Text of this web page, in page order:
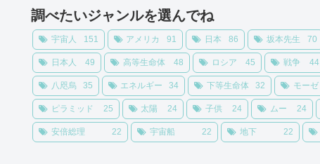
調べたいジャンルを選んでね
宇宙人 151 アメリカ 91 日本 86 坂本先生 70
日本人 49 高等生命体 48 ロシア 45 戦争 44
八咫烏 35 エネルギー 34 下等生命体 32 モーゼ
ピラミッド 25 太陽 24 子供 24 ムー 24
安倍総理 22 宇宙船 22 地下 22